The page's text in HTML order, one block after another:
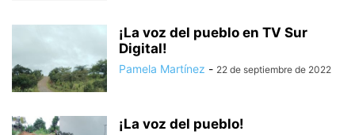
¡La voz del pueblo en TV Sur
Digital!
Pamela Martínez - 22 de septiembre de 2022
¡La voz del pueblo!